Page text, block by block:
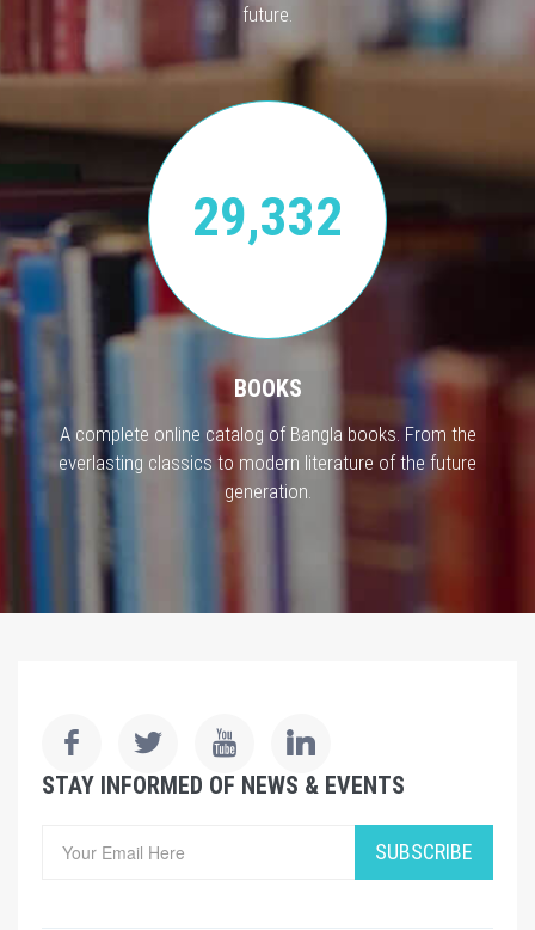
future.
29,332
BOOKS
A complete online catalog of Bangla books. From the
everlasting classics to modern literature of the future
generation.
STAY INFORMED OF NEWS & EVENTS
SUBSCRIBE